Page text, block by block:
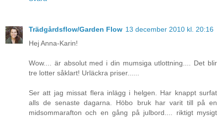
Trädgårdsflow/Garden Flow 13 december 2010 kl. 20:16
Hej Anna-Karin!
Wow.... är absolut med i din mumsiga utlottning.... Det blir
tre lotter såklart! Urläckra priser......
Ser att jag missat flera inlägg i helgen. Har knappt surfat
alls de senaste dagarna. Höbo bruk har varit till på en
midsommarafton och en gång på julbord.... riktigt mysigt